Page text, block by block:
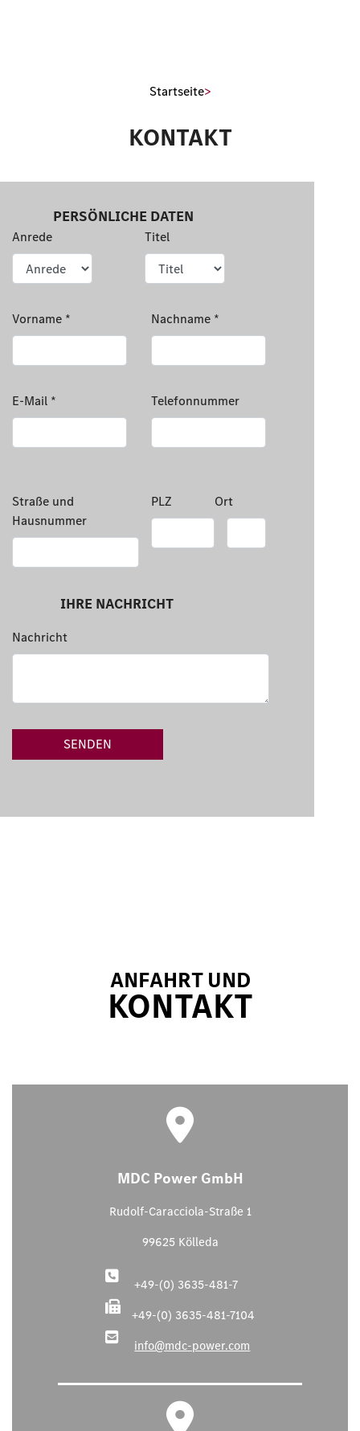
Startseite>
KONTAKT
Anrede Titel
Vorname Nachname
E-Mail Telefonnummer
Straße und
Hausnummer
PLZ Ort
Nachricht
SENDEN
ANFAHRT UND
KONTAKT
MDC Power GmbH
Rudolf-Caracciola-Straße 1
99625 Kölleda
+49-(0) 3635-481-7
+49-(0) 3635-481-7104
info@mdc-power.com